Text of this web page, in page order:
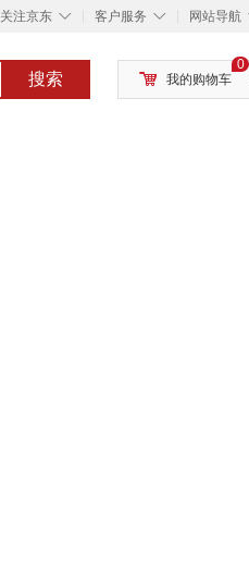
◇
关注京东 ◇
客户服务 网站导航
搜索
0
我的购物车